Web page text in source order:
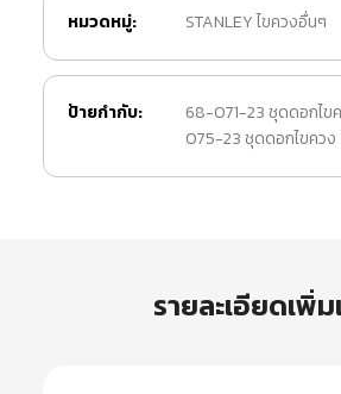
หมวดหมู่: STANLEY ไขควงอื่นๆ
ป้ายกำกับ: 68-071-23 ชุดดอกไข
075-23 ชุดดอกไขควง
รายละเอียดเพิ่